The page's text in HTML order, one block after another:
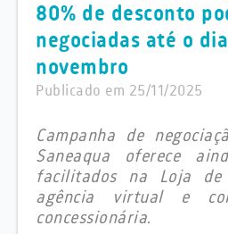
80% de desconto
negociadas até o
novembro
Publicado em 25/11/2025
Campanha de
Saneaqua oferece
facilitados na Loja de
agência virtual e
concessionária.